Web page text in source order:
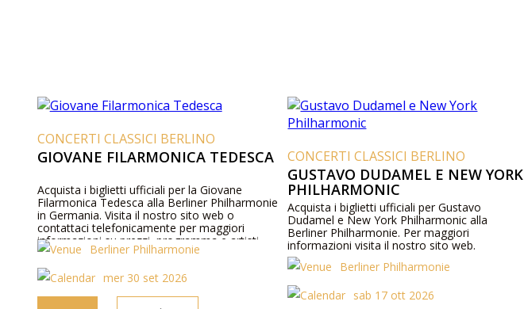
CONCERTI CLASSICI BERLINO
GIOVANE FILARMONICA TEDESCA
Acquista i biglietti ufficiali per la Giovane
Filarmonica Tedesca alla Berliner Philharmonie
in Germania. Visita il nostro sito web o
contattaci telefonicamente per maggiori
informazioni su prezzi, programma e artisti.
Berliner Philharmonie
mer 30 set 2026
CONCERTI CLASSICI BERLINO
GUSTAVO DUDAMEL E NEW YORK
PHILHARMONIC
Acquista i biglietti ufficiali per Gustavo
Dudamel e New York Philharmonic alla
Berliner Philharmonie. Per maggiori
informazioni visita il nostro sito web.
Berliner Philharmonie
sab 17 ott 2026